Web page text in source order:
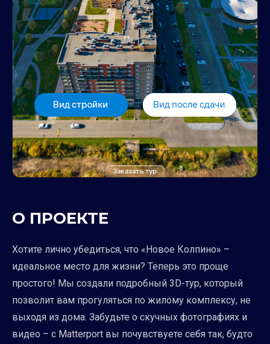
Заказать тур
О ПРОЕКТЕ
Хотите лично убедиться, что «Новое Колпино» –
идеальное место для жизни? Теперь это проще
простого! Мы создали подробный 3D-тур, который
позволит вам прогуляться по жилому комплексу, не
выходя из дома. Забудьте о скучных фотографиях и
видео – с Matterport вы почувствуете себя так, будто